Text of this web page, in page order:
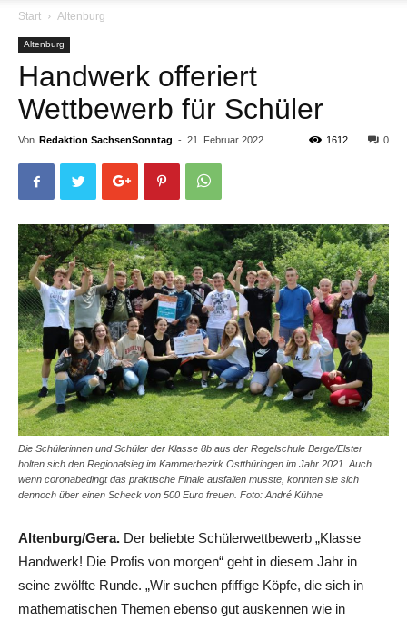
Start Altenburg
Altenburg
Handwerk offeriert
Wettbewerb für Schüler
Von Redaktion SachsenSonntag - 21. Februar 2022 0
1612
Die Schülerinnen und Schüler der Klasse 8b aus der Regelschule Berga/Elster
holten sich den Regionalsieg im Kammerbezirk Ostthüringen im Jahr 2021. Auch
wenn coronabedingt das praktische Finale ausfallen musste, konnten sie sich
dennoch über einen Scheck von 500 Euro freuen. Foto: André Kühne
Altenburg/Gera. Der beliebte Schülerwettbewerb „Klasse
Handwerk! Die Profis von morgen“ geht in diesem Jahr in
seine zwölfte Runde. „Wir suchen pfiffige Köpfe, die sich in
mathematischen Themen ebenso gut auskennen wie in